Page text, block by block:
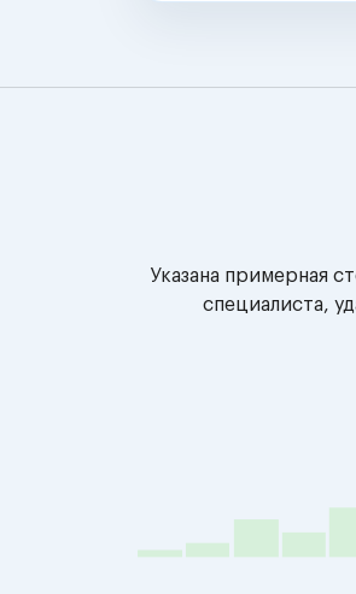
Указана примерная
специалиста,